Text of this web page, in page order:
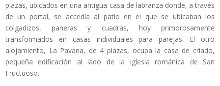
plazas, ubicados en una antigua casa de labranza donde, a través
de un portal, se accedía al patio en el que se ubicaban los
colgadizos, paneras y cuadras, hoy primorosamente
transformados en casas individuales para parejas. El otro
alojamiento, La Pavana, de 4 plazas, ocupa la casa de criado,
pequeña edificación al lado de la iglesia románica de San
Fructuoso.